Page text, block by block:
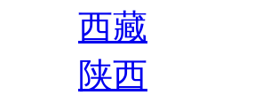
西藏
陕西